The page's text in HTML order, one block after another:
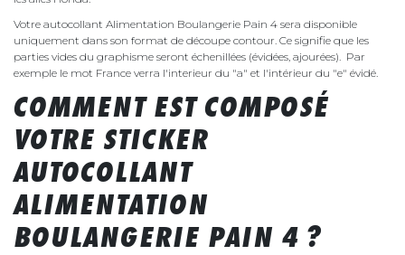
Votre autocollant Alimentation Boulangerie Pain 4 sera disponible
uniquement dans son format de découpe contour. Ce signifie que les
parties vides du graphisme seront échenillées (évidées, ajourées). Par
exemple le mot France verra l'interieur du "a" et l'intérieur du "e" évidé.
COMMENT EST COMPOSÉ
VOTRE STICKER
AUTOCOLLANT
ALIMENTATION
BOULANGERIE PAIN 4 ?